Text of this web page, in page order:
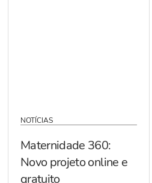
NOTÍCIAS
Maternidade 360:
Novo projeto online e
gratuito